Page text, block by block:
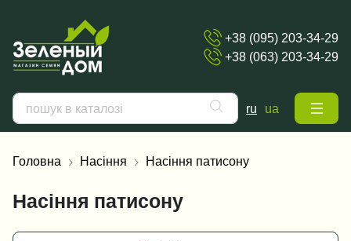
+38 (095) 203-34-29
+38 (063) 203-34-29
ru ua
Головна Насіння Насіння патисону
Насіння патисону